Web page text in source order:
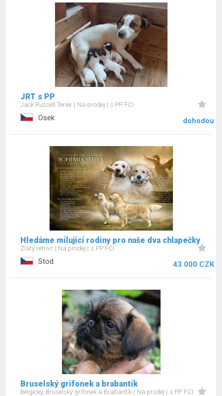
JRT s PP
Jack Russell Teriér Na prodej s PP FCI
Osek dohodou
Hledáme milující rodiny pro naše dva chlapečky
Zlatý retrívr Na prodej s PP FCI
Stod 43 000 CZK
Bruselský grifonek a brabantík
Belgický, Bruselský grifonek a Brabantík Na prodej s PP FCI